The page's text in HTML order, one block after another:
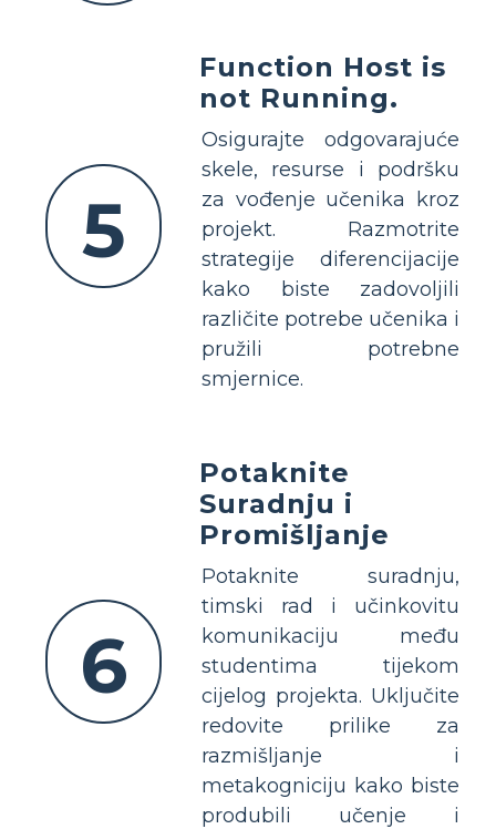
5
Function Host is
not Running.
Osigurajte odgovarajuće
skele, resurse i podršku
za vođenje učenika kroz
projekt. Razmotrite
strategije diferencijacije
kako biste zadovoljili
različite potrebe učenika i
pružili potrebne
smjernice.
6
Potaknite
Suradnju i
Promišljanje
Potaknite suradnju,
timski rad i učinkovitu
komunikaciju među
studentima tijekom
cijelog projekta. Uključite
redovite prilike za
razmišljanje i
metakogniciju kako biste
produbili učenje i